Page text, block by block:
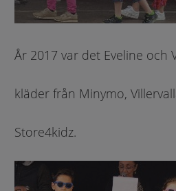
År 2017 var det Eveline och
kläder från Minymo,
Store4kidz.